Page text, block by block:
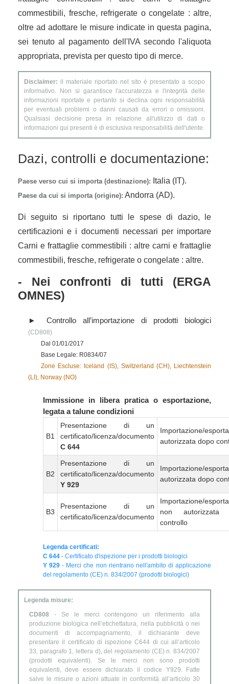
commestibili, fresche, refrigerate o congelate : altre,
oltre ad adottare le misure indicate in questa pagina,
sei tenuto al pagamento dell'IVA secondo l'aliquota
appropriata, prevista per questo tipo di merce.
Disclaimer: il materiale riportato nel sito è presentato a scopo
informativo. Non si garantisce l'accuratezza e l'integrità delle
informazioni riportate e pertanto si declina ogni responsabilità
per eventuali problemi o danni causati da errori o omissioni.
Qualsiasi decisione presa in relazione all'utilizzo di dati o
informazioni qui presenti è di esclusiva responsabilità dell'utente.
Dazi, controlli e documentazione:
Paese verso cui si importa (destinazione): Italia (IT).
Paese da cui si importa (origine): Andorra (AD).
Di seguito si riportano tutti le spese di dazio, le
certificazioni e i documenti necessari per importare
Carni e frattaglie commestibili : altre carni e frattaglie
commestibili, fresche, refrigerate o congelate : altre.
- Nei confronti di tutti (ERGA
OMNES)
Controllo all’importazione di prodotti biologici
(CD808)
Dal 01/01/2017
Base Legale: R0834/07
Zone Escluse: Iceland (IS), Switzerland (CH), Liechtenstein
(LI), Norway (NO)
Immissione in libera pratica o esportazione,
legata a talune condizioni
B1
Presentazione di un
certificato/licenza/documento
C 644
Importazione/
autorizzata dopo
B2
Presentazione di un
certificato/licenza/documento
Y 929
Importazione/
autorizzata dopo
B3
Presentazione di un
certificato/licenza/documento
Importazione/
non autorizzata
controllo
Legenda certificati:
C 644 - Certificato d'ispezione per i prodotti biologici
Y 929 - Merci che non rientrano nell'ambito di applicazione
del regolamento (CE) n. 834/2007 (prodotti biologici)
Legenda misure:
CD808 - Se le merci contengono un riferimento alla
produzione biologica nell’etichettatura, nella pubblicità o nei
documenti di accompagnamento, il dichiarante deve
presentare il certificato di ispezione C644 di cui all’articolo
33, paragrafo 1, lettera d), del regolamento (CE) n. 834/2007
(prodotti equivalenti). Se le merci non sono prodotti
equivalenti, deve essere dichiarato il codice Y929. Fatte
salve le misure o azioni attuate in conformità all’articolo 30